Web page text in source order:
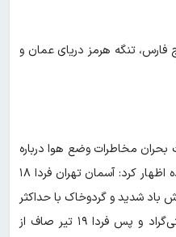
فارس، تنگه هرمز دریای عمان و
مخاطرات وضع هوا درباره
وضعیت جوی تهران طی دو روز آینده اظهار کرد: آسمان تهران فردا ۱۸
باد شدید و گردوخاک با حداکثر
و حداقل دمای ۳۹ و ۲۹ درجه سانتی‌گراد و پس فردا ۱۹ تیر صاف از